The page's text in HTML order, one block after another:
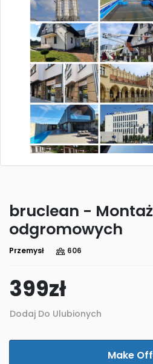
bruclean -
odgromowych
Przemysł 606
399zł
Dodaj Do Ulubionych
Make